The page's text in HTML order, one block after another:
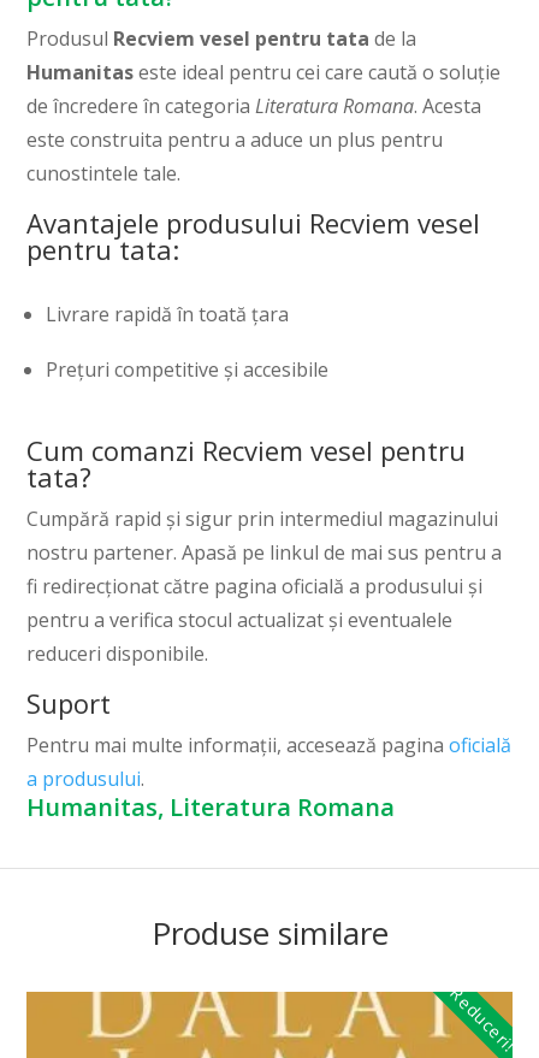
Produsul Recviem vesel pentru tata de la
Humanitaseste ideal pentru cei care caută o soluție
de încredere în categoriaLiteratura Romana. Acesta
este construita pentru a aduce un plus pentru
cunostintele tale.
Avantajele produsului Recviem vesel
pentru tata:
Livrare rapidă în toată țara
Prețuri competitive și accesibile
Cum comanzi Recviem vesel pentru
tata?
Cumpără rapid și sigur prin intermediul magazinului
nostru partener. Apasă pe linkul de mai sus pentru a
fi redirecționat către pagina oficială a produsului și
pentru a verifica stocul actualizat și eventualele
reduceri disponibile.
Suport
Pentru mai multe informații, accesează paginaoficială
a produsului.
Humanitas, Literatura Romana
Produse similare
Reduceri!